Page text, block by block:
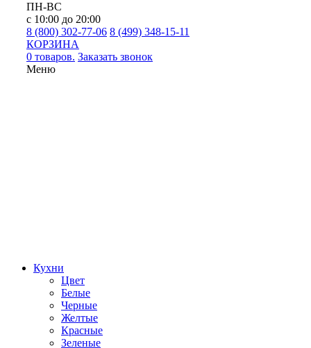
ПН-ВС
с 10:00 до 20:00
8 (800) 302-77-06 8 (499) 348-15-11
КОРЗИНА
0 товаров. Заказать звонок
Меню
Кухни
Цвет
Белые
Черные
Желтые
Красные
Зеленые